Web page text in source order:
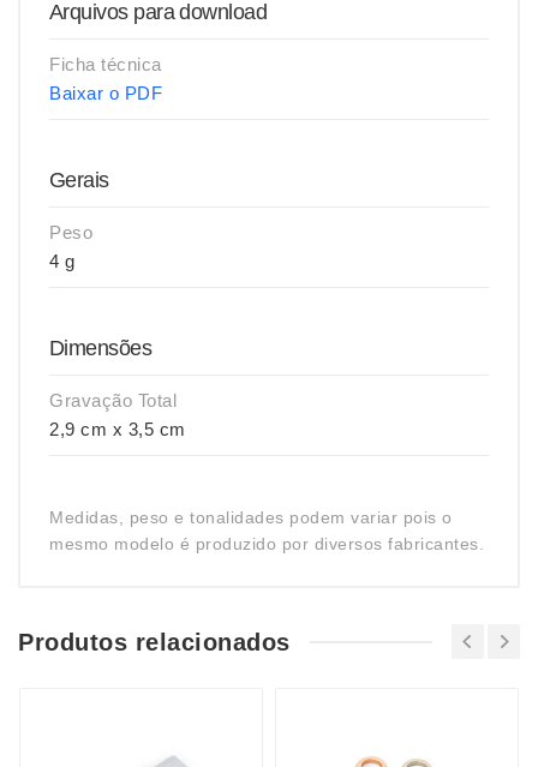
Arquivos para download
Ficha técnica
Baixar o PDF
Gerais
Peso
4 g
Dimensões
Gravação Total
2,9 cm x 3,5 cm
Medidas, peso e tonalidades podem variar pois o
mesmo modelo é produzido por diversos fabricantes.
Produtos relacionados